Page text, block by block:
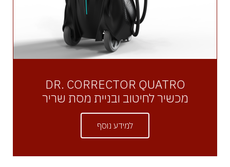
DR. CORRECTOR QUATRO
מכשיר לחיטוב ובניית מסת שריר
למידע נוסף